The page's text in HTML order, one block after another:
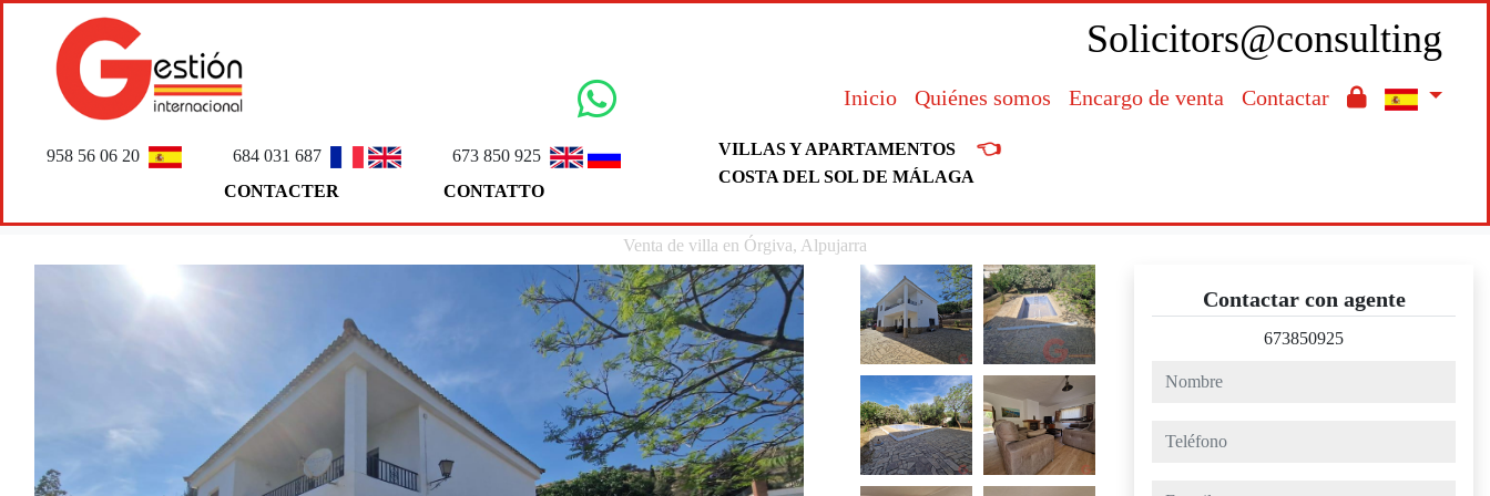
Solicitors@consulting
Inicio Quiénes somos Encargo de venta Contactar
958 56 06 20
684 031 687
CONTACTER
673 850 925
CONTATTO
VILLAS Y APARTAMENTOS 👈
COSTA DEL SOL DE MÁLAGA
Venta de villa en Órgiva, Alpujarra
Contactar con agente
673850925
nombre
teléfono
e-mail